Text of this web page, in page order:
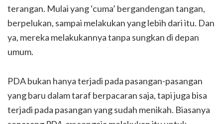
terangan. Mulai yang ‘cuma’ bergandengan tangan,
berpelukan, sampai melakukan yang lebih dari itu. Dan
ya, mereka melakukannya tanpa sungkan di depan
umum.
PDA bukan hanya terjadi pada pasangan-pasangan
yang baru dalam taraf berpacaran saja, tapi juga bisa
terjadi pada pasangan yang sudah menikah. Biasanya